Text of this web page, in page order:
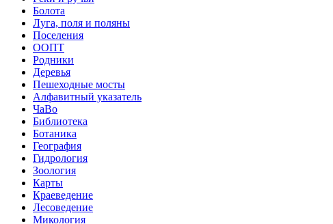
Болота
Луга, поля и поляны
Поселения
ООПТ
Родники
Деревья
Пешеходные мосты
Алфавитный указатель
ЧаВо
Библиотека
Ботаника
География
Гидрология
Зоология
Карты
Краеведение
Лесоведение
Микология